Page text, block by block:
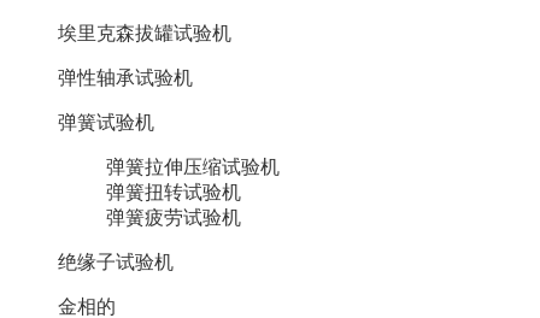
埃里克森拔罐试验机
弹性轴承试验机
弹簧试验机
弹簧拉伸压缩试验机
弹簧扭转试验机
弹簧疲劳试验机
绝缘子试验机
金相的